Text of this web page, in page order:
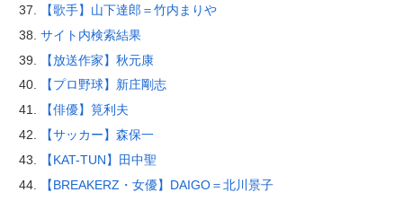
【歌手】山下達郎＝竹内まりや
サイト内検索結果
【放送作家】秋元康
【プロ野球】新庄剛志
【俳優】筧利夫
【サッカー】森保一
【KAT-TUN】田中聖
【BREAKERZ・女優】DAIGO＝北川景子